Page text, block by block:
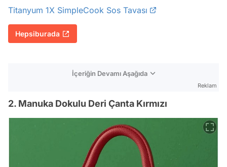
Titanyum 1X SimpleCook Sos Tavası
Hepsiburada
İçeriğin Devamı Aşağıda
Reklam
2. Manuka Dokulu Deri Çanta Kırmızı